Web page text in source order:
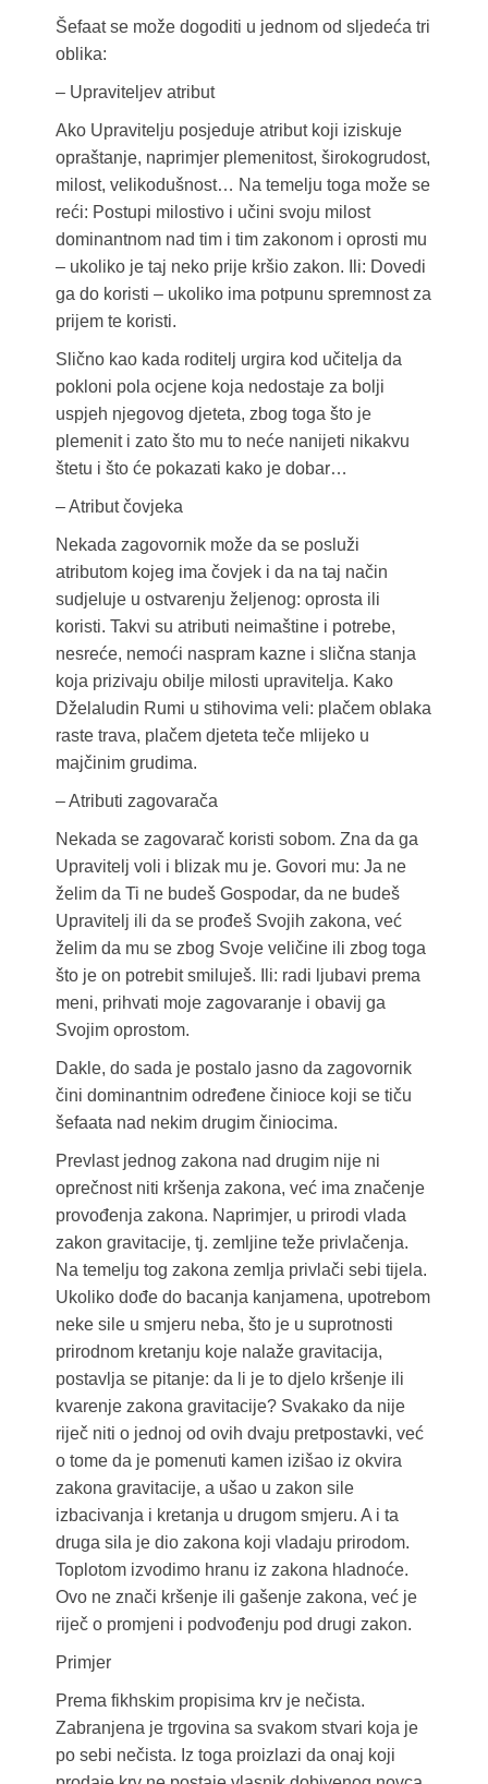
Šefaat se može dogoditi u jednom od sljedeća tri
oblika:
– Upraviteljev atribut
Ako Upravitelju posjeduje atribut koji iziskuje
opraštanje, naprimjer plemenitost, širokogrudost,
milost, velikodušnost… Na temelju toga može se
reći: Postupi milostivo i učini svoju milost
dominantnom nad tim i tim zakonom i oprosti mu
– ukoliko je taj neko prije kršio zakon. Ili: Dovedi
ga do koristi – ukoliko ima potpunu spremnost za
prijem te koristi.
Slično kao kada roditelj urgira kod učitelja da
pokloni pola ocjene koja nedostaje za bolji
uspjeh njegovog djeteta, zbog toga što je
plemenit i zato što mu to neće nanijeti nikakvu
štetu i što će pokazati kako je dobar…
– Atribut čovjeka
Nekada zagovornik može da se posluži
atributom kojeg ima čovjek i da na taj način
sudjeluje u ostvarenju željenog: oprosta ili
koristi. Takvi su atributi neimaštine i potrebe,
nesreće, nemoći naspram kazne i slična stanja
koja prizivaju obilje milosti upravitelja. Kako
Dželaludin Rumi u stihovima veli: plačem oblaka
raste trava, plačem djeteta teče mlijeko u
majčinim grudima.
– Atributi zagovarača
Nekada se zagovarač koristi sobom. Zna da ga
Upravitelj voli i blizak mu je. Govori mu: Ja ne
želim da Ti ne budeš Gospodar, da ne budeš
Upravitelj ili da se prođeš Svojih zakona, već
želim da mu se zbog Svoje veličine ili zbog toga
što je on potrebit smiluješ. Ili: radi ljubavi prema
meni, prihvati moje zagovaranje i obavij ga
Svojim oprostom.
Dakle, do sada je postalo jasno da zagovornik
čini dominantnim određene činioce koji se tiču
šefaata nad nekim drugim činiocima.
Prevlast jednog zakona nad drugim nije ni
oprečnost niti kršenja zakona, već ima značenje
provođenja zakona. Naprimjer, u prirodi vlada
zakon gravitacije, tj. zemljine teže privlačenja.
Na temelju tog zakona zemlja privlači sebi tijela.
Ukoliko dođe do bacanja kanjamena, upotrebom
neke sile u smjeru neba, što je u suprotnosti
prirodnom kretanju koje nalaže gravitacija,
postavlja se pitanje: da li je to djelo kršenje ili
kvarenje zakona gravitacije? Svakako da nije
riječ niti o jednoj od ovih dvaju pretpostavki, već
o tome da je pomenuti kamen izišao iz okvira
zakona gravitacije, a ušao u zakon sile
izbacivanja i kretanja u drugom smjeru. A i ta
druga sila je dio zakona koji vladaju prirodom.
Toplotom izvodimo hranu iz zakona hladnoće.
Ovo ne znači kršenje ili gašenje zakona, već je
riječ o promjeni i podvođenju pod drugi zakon.
Primjer
Prema fikhskim propisima krv je nečista.
Zabranjena je trgovina sa svakom stvari koja je
po sebi nečista. Iz toga proizlazi da onaj koji